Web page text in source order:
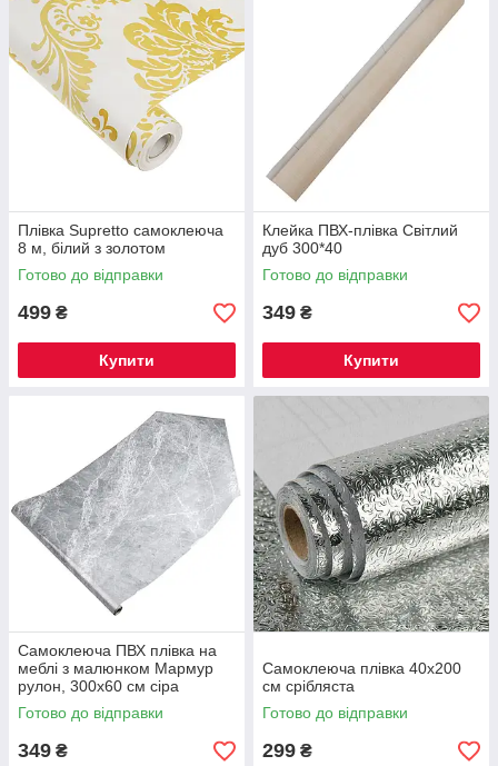
Плівка Supretto самоклеюча
8 м, білий з золотом
Готово до відправки
499 ₴
Купити
Клейка ПВХ-плівка Світлий
дуб 300*40
Готово до відправки
349 ₴
Купити
Самоклеюча ПВХ плівка на
меблі з малюнком Мармур
рулон, 300х60 см сіра
Готово до відправки
349 ₴
Самоклеюча плівка 40x200
см срібляста
Готово до відправки
299 ₴